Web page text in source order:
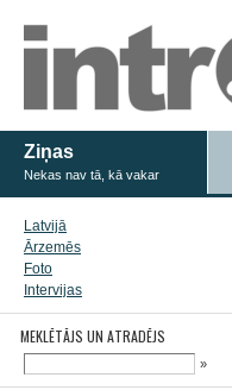
Ziņas
Nekas nav tā, kā vakar
Latvijā
Ārzemēs
Foto
Intervijas
MEKLĒTĀJS UN ATRADĒJS
»